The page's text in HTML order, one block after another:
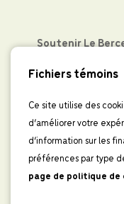
Soutenir Le
Partenaires
Levées de fond
Boutique
Fichiers témoins
Ce site utilise des
d’améliorer votre
d’information sur les
préférences par type
page de politique